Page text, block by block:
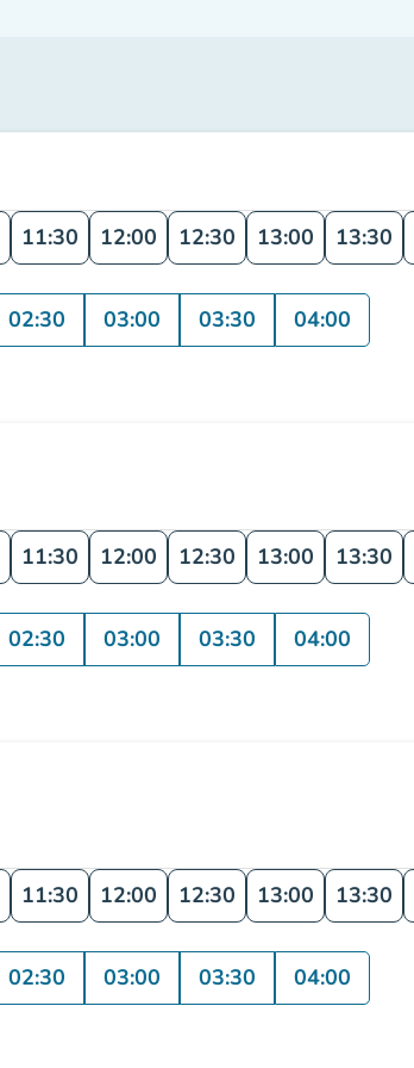
11:30 12:00 12:30 13:00 13:30
02:30 03:00 03:30 04:00
11:30 12:00 12:30 13:00 13:30
02:30 03:00 03:30 04:00
11:30 12:00 12:30 13:00 13:30
02:30 03:00 03:30 04:00